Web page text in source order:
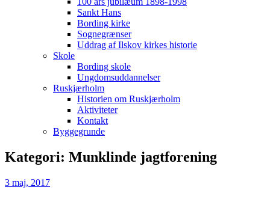
Sankt Hans
Bording kirke
Sognegrænser
Uddrag af Ilskov kirkes historie
Skole
Bording skole
Ungdomsuddannelser
Ruskjærholm
Historien om Ruskjærholm
Aktiviteter
Kontakt
Byggegrunde
Kategori: Munklinde jagtforening
3 maj, 2017